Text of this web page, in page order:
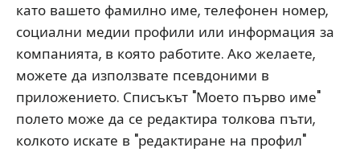
като вашето фамилно име, телефонен номер,
социални медии профили или информация за
компанията, в която работите. Ако желаете,
можете да използвате псевдоними в
приложението. Списъкът "Моето първо име"
полето може да се редактира толкова пъти,
колкото искате в "редактиране на профил"